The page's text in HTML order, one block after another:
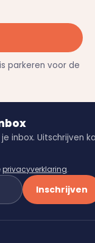
parkeren voor de
inbox. Uitschrijven
privacyverklaring.
Inschrijven